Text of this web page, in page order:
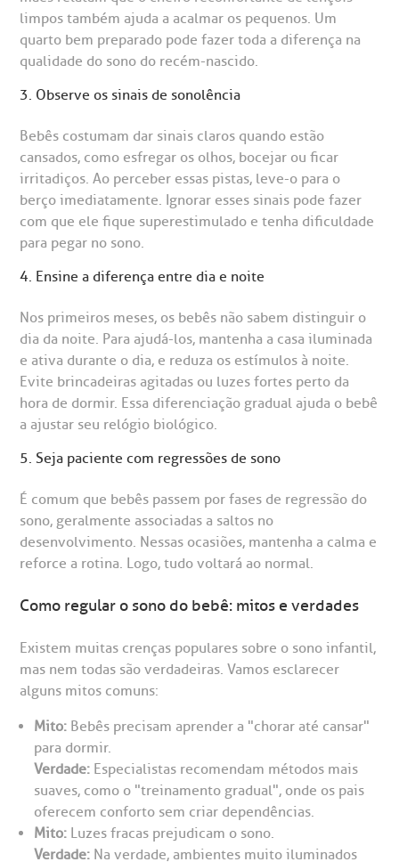
Endereço:
R. Colômbia, 332
CEP: 01438-000 | Jardim Paulista
São Paulo - SP
e perdidos
limpos também ajuda a acalmar os pequenos. Um
quarto bem preparado pode fazer toda a diferença na
qualidade do sono do recém-nascido.
3. Observe os sinais de sonolência
Bebês costumam dar sinais claros quando estão
cansados, como esfregar os olhos, bocejar ou ficar
irritadiços. Ao perceber essas pistas, leve-o para o
berço imediatamente. Ignorar esses sinais pode fazer
com que ele fique superestimulado e tenha dificuldade
para pegar no sono.
4. Ensine a diferença entre dia e noite
Nos primeiros meses, os bebês não sabem distinguir o
dia da noite. Para ajudá-los, mantenha a casa iluminada
e ativa durante o dia, e reduza os estímulos à noite.
Evite brincadeiras agitadas ou luzes fortes perto da
hora de dormir. Essa diferenciação gradual ajuda o bebê
a ajustar seu relógio biológico.
5. Seja paciente com regressões de sono
É comum que bebês passem por fases de regressão do
sono, geralmente associadas a saltos no
desenvolvimento. Nessas ocasiões, mantenha a calma e
reforce a rotina. Logo, tudo voltará ao normal.
Como regular o sono do bebê: mitos e verdades
Existem muitas crenças populares sobre o sono infantil,
mas nem todas são verdadeiras. Vamos esclarecer
alguns mitos comuns:
Mito: Bebês precisam aprender a "chorar até cansar"
para dormir.
Verdade: Especialistas recomendam métodos mais
suaves, como o "treinamento gradual", onde os pais
oferecem conforto sem criar dependências.
Mito: Luzes fracas prejudicam o sono.
Verdade: Na verdade, ambientes muito iluminados